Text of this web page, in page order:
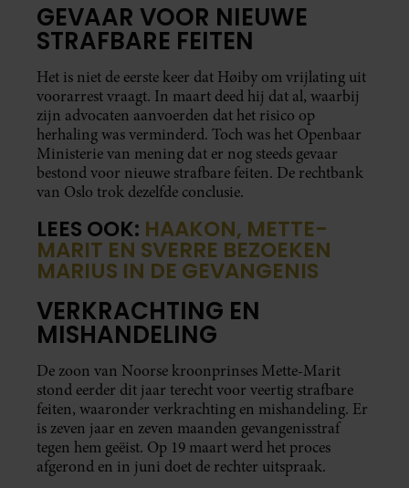
GEVAAR VOOR NIEUWE
STRAFBARE FEITEN
Het is niet de eerste keer dat Høiby om vrijlating uit
voorarrest vraagt. In maart deed hij dat al, waarbij
zijn advocaten aanvoerden dat het risico op
herhaling was verminderd. Toch was het Openbaar
Ministerie van mening dat er nog steeds gevaar
bestond voor nieuwe strafbare feiten. De rechtbank
van Oslo trok dezelfde conclusie.
LEES OOK: HAAKON, METTE-
MARIT EN SVERRE BEZOEKEN
MARIUS IN DE GEVANGENIS
VERKRACHTING EN
MISHANDELING
De zoon van Noorse kroonprinses Mette-Marit
stond eerder dit jaar terecht voor veertig strafbare
feiten, waaronder verkrachting en mishandeling. Er
is zeven jaar en zeven maanden gevangenisstraf
tegen hem geëist. Op 19 maart werd het proces
afgerond en in juni doet de rechter uitspraak.